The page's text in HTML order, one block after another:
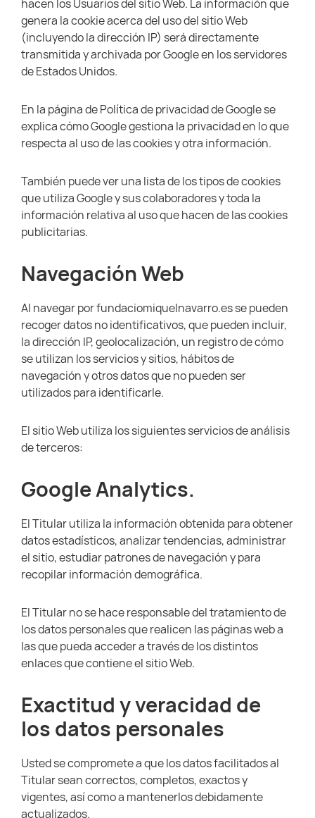
hacen los Usuarios del sitio Web. La información que
genera la cookie acerca del uso del sitio Web
(incluyendo la dirección IP) será directamente
transmitida y archivada por Google en los servidores
de Estados Unidos.
En la página de Política de privacidad de Google se
explica cómo Google gestiona la privacidad en lo que
respecta al uso de las cookies y otra información.
También puede ver una lista de los tipos de cookies
que utiliza Google y sus colaboradores y toda la
información relativa al uso que hacen de las cookies
publicitarias.
Navegación Web
Al navegar por fundaciomiquelnavarro.es se pueden
recoger datos no identificativos, que pueden incluir,
la dirección IP, geolocalización, un registro de cómo
se utilizan los servicios y sitios, hábitos de
navegación y otros datos que no pueden ser
utilizados para identificarle.
El sitio Web utiliza los siguientes servicios de análisis
de terceros:
Google Analytics.
El Titular utiliza la información obtenida para obtener
datos estadísticos, analizar tendencias, administrar
el sitio, estudiar patrones de navegación y para
recopilar información demográfica.
El Titular no se hace responsable del tratamiento de
los datos personales que realicen las páginas web a
las que pueda acceder a través de los distintos
enlaces que contiene el sitio Web.
Exactitud y veracidad de
los datos personales
Usted se compromete a que los datos facilitados al
Titular sean correctos, completos, exactos y
vigentes, así como a mantenerlos debidamente
actualizados.